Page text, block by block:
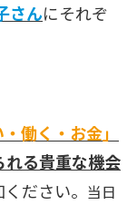
さんにそれぞ
・働く・お金」
る貴重な機会
ださい。 当日